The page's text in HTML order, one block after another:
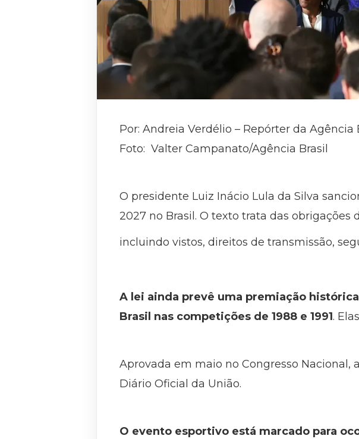
Por: Andreia Verdélio – Repórter da Agência
Foto: Valter Campanato/Agência Brasil
O presidente Luiz Inácio Lula da Silva
2027 no Brasil. O texto trata das obrigações
incluindo vistos, direitos de transmissão,
A lei ainda prevê uma premiação
Brasil nas competições de 1988 e 1991.
Aprovada em maio no Congresso Nacional,
Diário Oficial da União.
O evento esportivo está marcado para